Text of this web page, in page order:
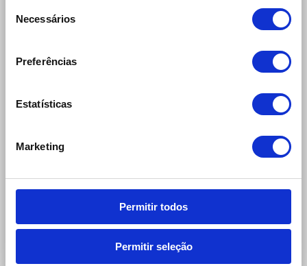
Necessários
Preferências
Estatísticas
Marketing
Permitir todos
Permitir seleção
Vegano e
Vegetariano